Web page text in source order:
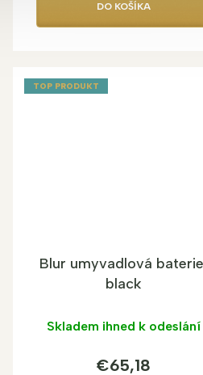
DO KOŠÍKA
TOP PRODUKT
Blur umyvadlová
black
Skladem ihned k odeslání
€65,18